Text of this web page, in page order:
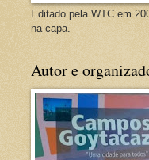
Editado pela WTC em
na capa.
Autor e